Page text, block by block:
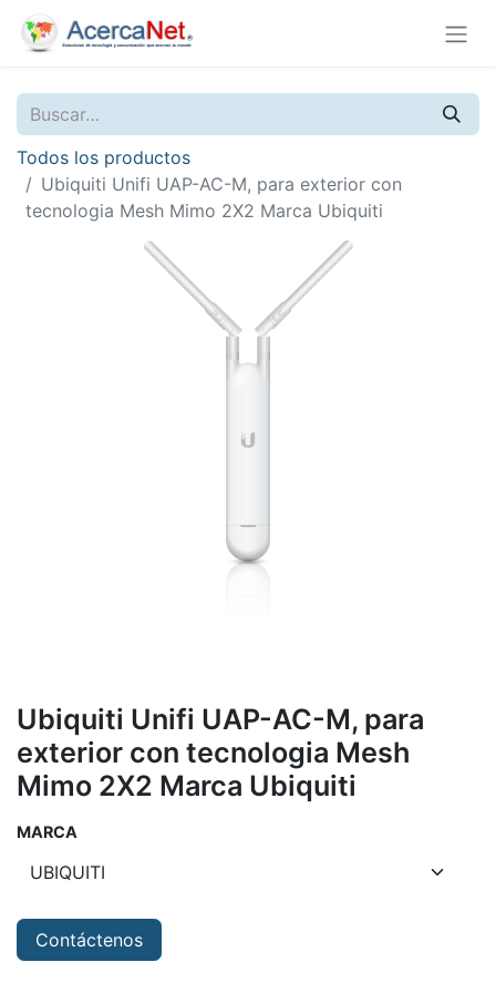
Todos los productos
Ubiquiti Unifi UAP-AC-M, para exterior con
tecnologia Mesh Mimo 2X2 Marca Ubiquiti
Ubiquiti Unifi UAP-AC-M, para
exterior con tecnologia Mesh
Mimo 2X2 Marca Ubiquiti
MARCA
Contáctenos